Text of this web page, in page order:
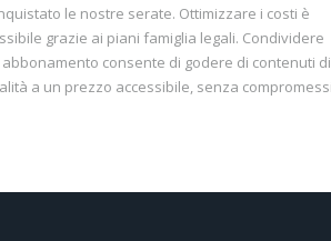
le nostre serate. Ottimizzare i costi è
grazie ai piani famiglia legali. Condividere
abbonamento consente di godere di contenuti di
a un prezzo accessibile, senza